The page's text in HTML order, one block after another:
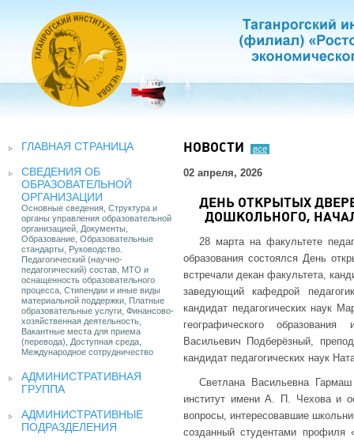
ГЛАВНАЯ СТРАНИЦА
СВЕДЕНИЯ ОБ
ОБРАЗОВАТЕЛЬНОЙ
ОРГАНИЗАЦИИ
Основные сведения, Структура и
органы управления образовательной
организацией, Документы,
Образование, Образовательные
стандарты, Руководство.
Педагогический (научно-
педагогический) состав, МТО и
оснащенность образовательного
процесса, Стипендии и иные виды
материальной поддержки, Платные
образовательные услуги, Финансово-
хозяйственная деятельность,
Вакантные места для приема
(перевода), Доступная среда,
Международное сотрудничество
АДМИНИСТРАТИВНАЯ
ГРУППА
АДМИНИСТРАТИВНЫЕ
ПОДРАЗДЕЛЕНИЯ
НОВОСТИ все
02 апреля, 2026
ДЕНЬ ОТКРЫТЫХ
ДОШКОЛЬНОГО,
28 марта на факультете
образования состоялся День
встречали декан факультета,
заведующий кафедрой
кандидат педагогических наук
географического
Васильевич Подберёзный,
кандидат педагогических наук
Светлана Васильевна Гармаш
институт имени А. П. Чехова и
вопросы, интересовавшие
созданный студентами профиля